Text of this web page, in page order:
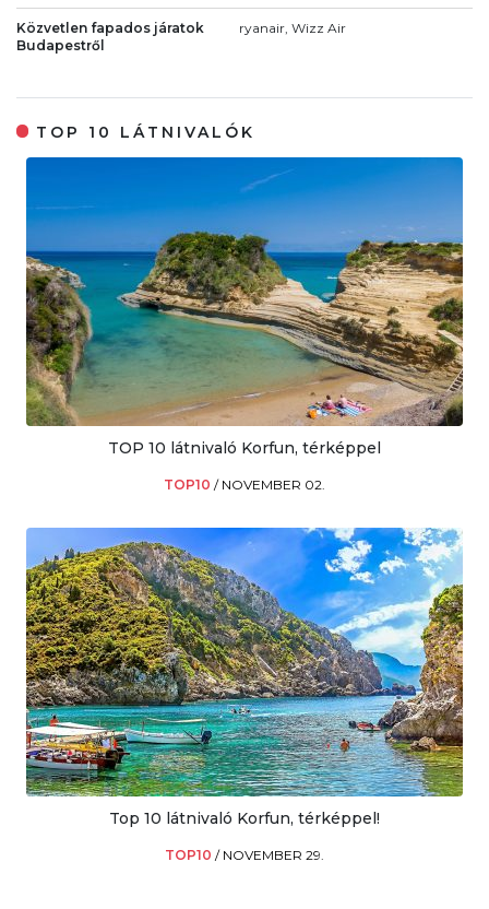
Közvetlen fapados járatok
Budapestről
ryanair, Wizz Air
TOP 10 LÁTNIVALÓK
TOP 10 látnivaló Korfun, térképpel
TOP10 / NOVEMBER 02.
Top 10 látnivaló Korfun, térképpel!
TOP10 / NOVEMBER 29.